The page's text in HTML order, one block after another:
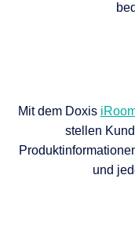
Mit dem Doxis
stellen
und